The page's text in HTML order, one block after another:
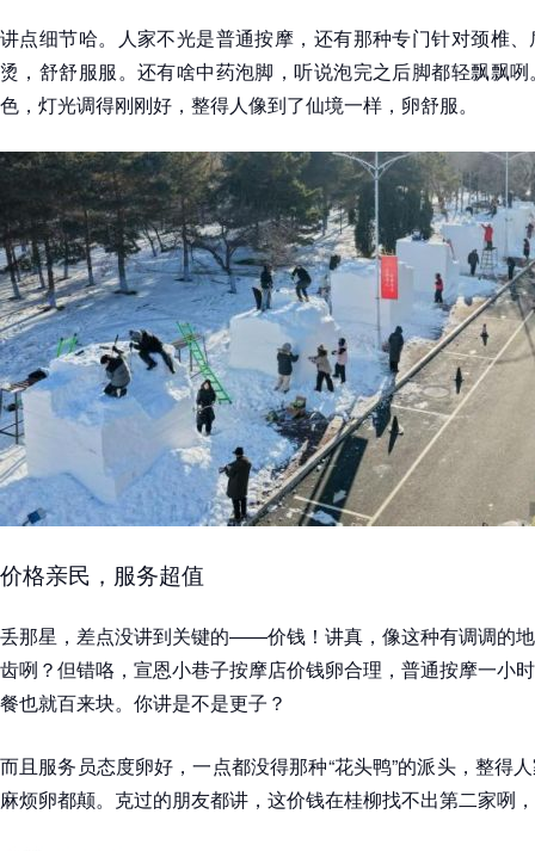
讲点细节哈。人家不光是普通按摩，还有那种专门针对颈椎
烫，舒舒服服。还有啥中药泡脚，听说泡完之后脚都轻飘飘
色，灯光调得刚刚好，整得人像到了仙境一样，卵舒服。
价格亲民，服务超值
丢那星，差点没讲到关键的——价钱！讲真，像这种有调调的
齿咧？但错咯，宣恩小巷子按摩店价钱卵合理，普通按摩一小
餐也就百来块。你讲是不是更子？
而且服务员态度卵好，一点都没得那种“花头鸭”的派头，整得
麻烦卵都颠。克过的朋友都讲，这价钱在桂柳找不出第二家咧